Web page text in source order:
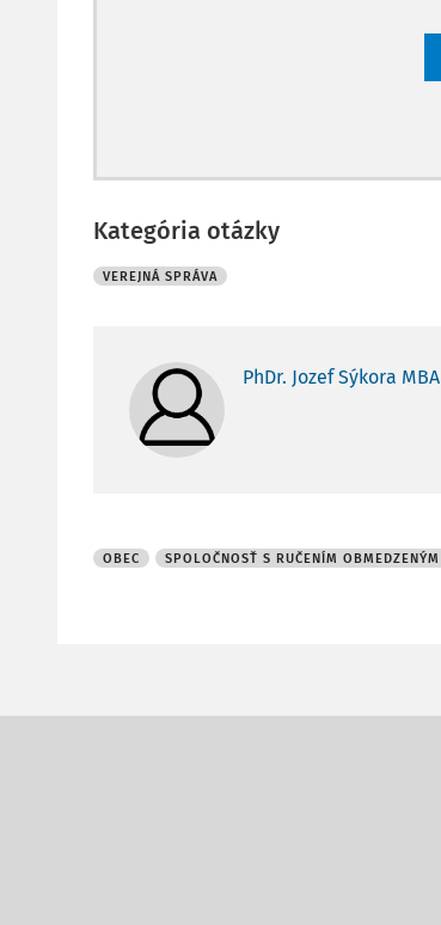
Kategória otázky
VEREJNÁ SPRÁVA
PhDr. Jozef Sýkora MBA
OBEC SPOLOČNOSŤ S RUČENÍM OBMEDZENÝM